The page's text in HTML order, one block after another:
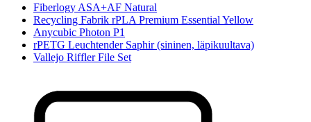
Fiberlogy ASA+AF Natural
Recycling Fabrik rPLA Premium Essential Yellow
Anycubic Photon P1
rPETG Leuchtender Saphir (sininen, läpikuultava)
Vallejo Riffler File Set